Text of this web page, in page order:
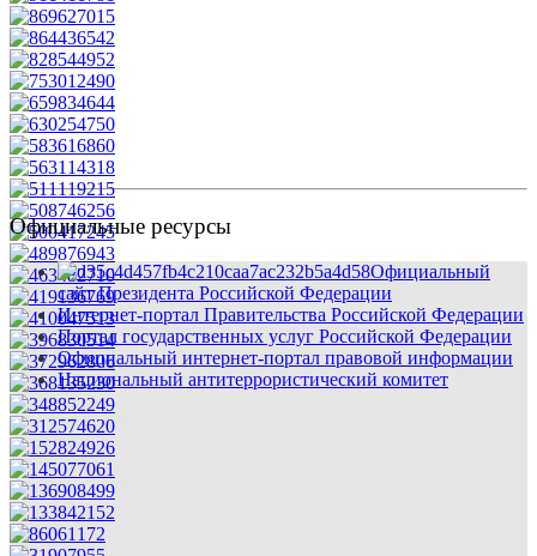
Официальные ресурсы
Официальный
сайт Президента Российской Федерации
Интернет-портал Правительства Российской Федерации
Портал государственных услуг Российской Федерации
Официальный интернет-портал правовой информации
Национальный антитеррористический комитет